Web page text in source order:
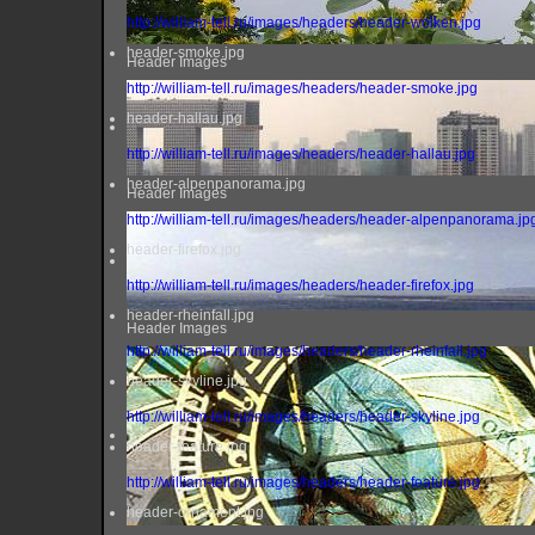
Header Images
Header Images
Header Images
http://william-tell.ru/images/headers/header-wolken.jpg
header-smoke.jpg
http://william-tell.ru/images/headers/header-smoke.jpg
header-hallau.jpg
http://william-tell.ru/images/headers/header-hallau.jpg
header-alpenpanorama.jpg
http://william-tell.ru/images/headers/header-
header-firefox.jpg
http://william-tell.ru/images/headers/header-firefox.jpg
header-rheinfall.jpg
http://william-tell.ru/images/headers/header-rheinfall.jpg
header-skyline.jpg
http://william-tell.ru/images/headers/header-skyline.jpg
header-feature.jpg
http://william-tell.ru/images/headers/header-feature.jpg
header-ornament.jpg